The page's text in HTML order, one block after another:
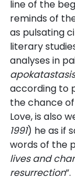
line of the
reminds of
as pulsating
literary
analyses in
apokatastasis
according to
the chance
Love, is also
1991) he as if
words of the
lives and
resurrection”.